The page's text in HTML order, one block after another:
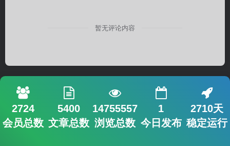
暂无评论内容
2724
会员总数
5400
文章总数
14755557
浏览总数
1
今日发布
2710天
稳定运行